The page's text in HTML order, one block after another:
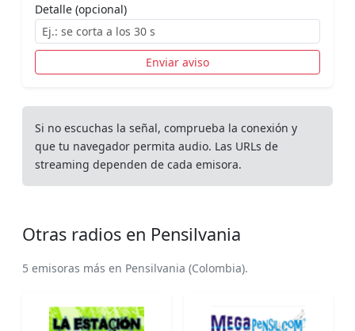
Detalle (opcional)
Enviar aviso
Si no escuchas la señal, comprueba la conexión y
que tu navegador permita audio. Las URLs de
streaming dependen de cada emisora.
Otras radios en Pensilvania
5 emisoras más en Pensilvania (Colombia).